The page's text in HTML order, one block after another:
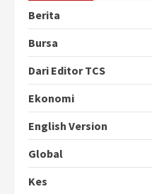
Berita
Bursa
Dari Editor TCS
Ekonomi
English Version
Global
Kes